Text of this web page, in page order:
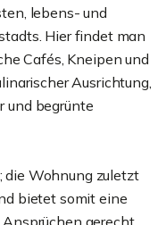
lebens- und
Hier findet man
Cafés, Kneipen und
Ausrichtung,
und begrünte
die Wohnung zuletzt
bietet somit eine